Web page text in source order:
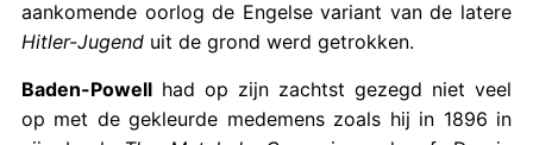
aankomende oorlog de Engelse variant van de latere
Hitler-Jugenduit de grond werd getrokken.
Baden-Powellhad op zijn zachtst gezegd niet veel
op met de gekleurde medemens zoals hij in 1896 in